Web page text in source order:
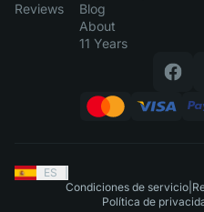
Reviews
Blog
About
11 Years
ES
Condiciones de servicio|
Política de